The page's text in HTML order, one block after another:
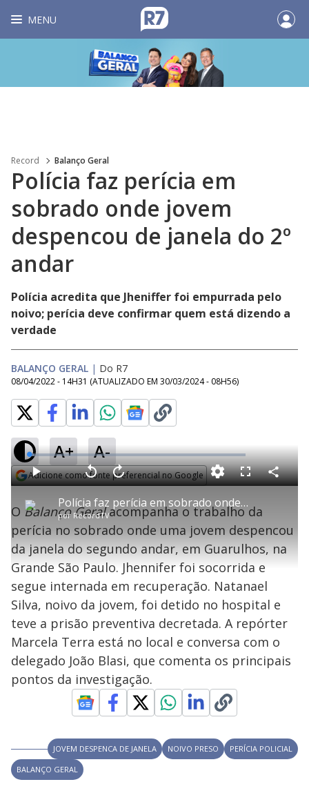
MENU
Record Balanço Geral
Polícia faz perícia em
sobrado onde jovem
despencou de janela do 2º
andar
Polícia acredita que Jheniffer foi empurrada pelo
noivo; perícia deve confirmar quem está dizendo a
verdade
BALANÇO GERAL | Do R7
08/04/2022 - 14H31 (ATUALIZADO EM 30/03/2024 - 08H56)
A+ A-
Adicione como fonte preferencial no Google
P
l
a
y
V
i
d
Polícia faz perícia em sobrado onde jovem despencou de janela do 2º andar
por RecordTV
P V
a
r
0
e
g
n
d
s
A
n
ç
a
1
s
e
u
n
o
s
u
o
L
o
a
d
e
:
2
.
6
4
%
F
l
e
n
C
o
i
l
a
O Balanço Geralacompanha o trabalho da
perícia no sobrado onde uma jovem despencou
da janela do segundo andar, em Guarulhos, na
Grande São Paulo. Jhennifer foi socorrida e
segue internada em recuperação. Natanael
Silva, noivo da jovem, foi detido no hospital e
teve a prisão preventiva decretada. A repórter
Marcela Terra está no local e conversa com o
delegado João Blasi, que comenta os principais
pontos da investigação.
JOVEM DESPENCA DE JANELA NOIVO PRESO
PERÍCIA POLICIAL
BALANÇO GERAL